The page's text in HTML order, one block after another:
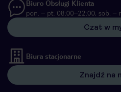
Biuro Obsługi Klienta
pon. – pt. 08:00–22:00, sob. –
Czat w
Biura stacjonarne
Znajdź na